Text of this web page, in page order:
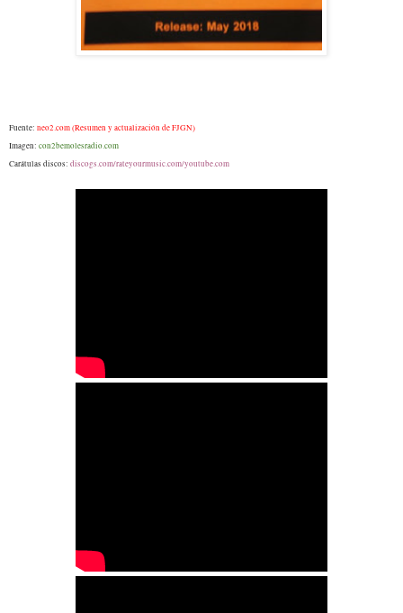
Fuente: neo2.com (Resumen y actualización de FJGN)
Imagen: con2bemolesradio.com
Carátulas discos: discogs.com/rateyourmusic.com/youtube.com